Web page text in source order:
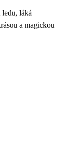
ledu, láká
a magickou